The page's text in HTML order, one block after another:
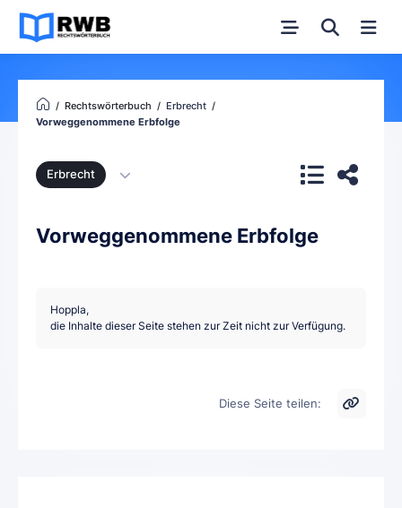
Rechtswörterbuch
Erbrecht
Vorweggenommene Erbfolge
Erbrecht
Vorweggenommene Erbfolge
Hoppla,
die Inhalte dieser Seite stehen zur Zeit nicht zur Verfügung.
Diese Seite teilen: